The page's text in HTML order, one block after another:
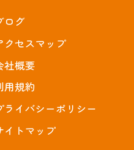
ログ
クセスマップ
社概要
用規約
ライバシーポリシー
イトマップ